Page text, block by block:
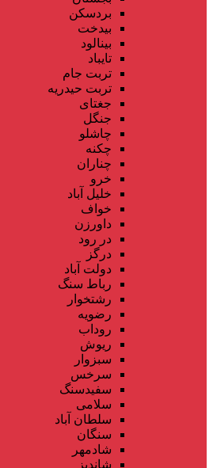
بردسکن
بیدخت
بینالود
تایباد
تربت جام
تربت حیدریه
جغتای
جنگل
چاشلو
چکنه
چناران
خرو
خلیل آباد
خواف
داورزن
در رود
درگز
دولت آباد
رباط سنگ
رشتخوار
رضویه
روداب
ریوش
سبزوار
سرخس
سفیدسنگ
سلامی
سلطان آباد
سنگان
شادمهر
شاندیز